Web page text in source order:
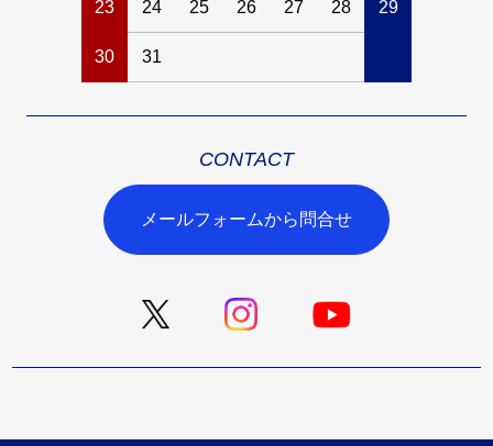
23 24 25 26 27 28 29
30 31
CONTACT
メールフォームから問合せ